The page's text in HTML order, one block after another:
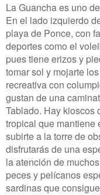
La Guancha es uno
En el lado izquierdo
playa de Ponce, con
deportes como el
pues tiene erizos y
tomar sol y mojarte
recreativa con
gustan de una
Tablado. Hay kioscos
tropical que mantiene
subirte a la torre de
disfrutarás de una
la atención de
peces y pelícanos
sardinas que